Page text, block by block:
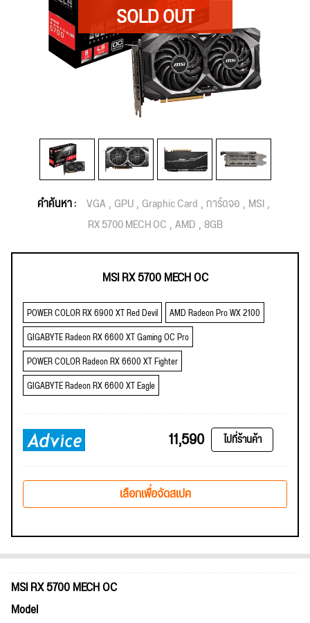
คำค้นหา : VGA GPU Graphic Card การ์ดจอ MSI
RX 5700 MECH OC AMD 8GB
MSI RX 5700 MECH OC
POWER COLOR RX 6900 XT Red Devil
AMD Radeon Pro WX 2100
GIGABYTE Radeon RX 6600 XT Gaming OC Pro
POWER COLOR Radeon RX 6600 XT Fighter
GIGABYTE Radeon RX 6600 XT Eagle
11,590 ไปที่ร้านค้า
เลือกเพื่อจัดสเปค
MSI RX 5700 MECH OC
Model